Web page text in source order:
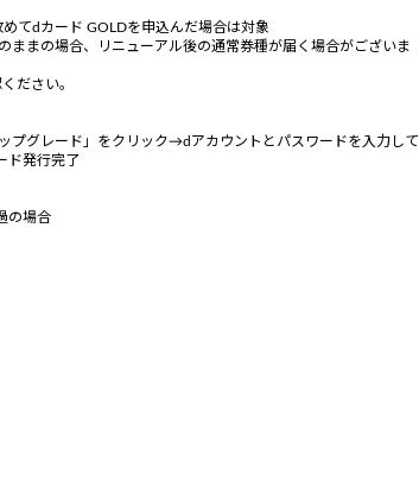
てdカード GOLDを申込んだ場合は対象
まの場合、リニューアル後の通常券種が届く場合がございま
ださい。
プグレード」をクリック→dアカウントとパスワードを入力して
ド発行完了
の場合